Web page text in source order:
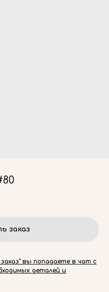
заказ
вы попадаете в чат с
деталей и